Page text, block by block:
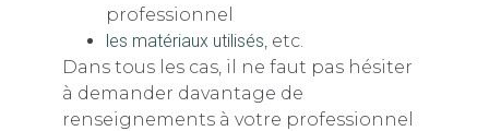
professionnel
les matériaux utilisés, etc.
Dans tous les cas, il ne faut pas hésiter
à demander davantage de
renseignements à votre professionnel